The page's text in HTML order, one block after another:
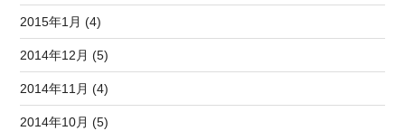
2015年1月 (4)
2014年12月 (5)
2014年11月 (4)
2014年10月 (5)